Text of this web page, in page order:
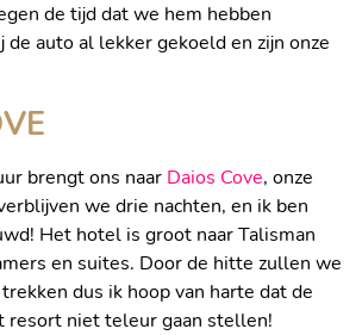
de tijd dat we hem hebben
de auto al lekker gekoeld en zijn onze
brengt ons naar Daios Cove, onze
we drie nachten, en ik ben
Het hotel is groot naar Talisman
en suites. Door de hitte zullen we
dus ik hoop van harte dat de
resort niet teleur gaan stellen!